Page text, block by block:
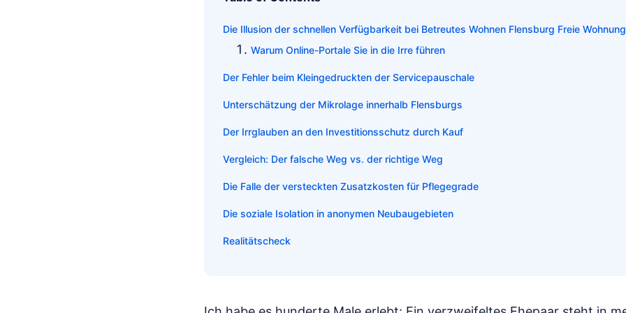
Die Illusion der schnellen Verfügbarkeit bei Betreutes Wohnen Flensburg Freie
Warum Online-Portale Sie in die Irre führen
Der Fehler beim Kleingedruckten der Servicepauschale
Unterschätzung der Mikrolage innerhalb Flensburgs
Der Irrglauben an den Investitionsschutz durch Kauf
Vergleich: Der falsche Weg vs. der richtige Weg
Die Falle der versteckten Zusatzkosten für Pflegegrade
Die soziale Isolation in anonymen Neubaugebieten
Realitätscheck